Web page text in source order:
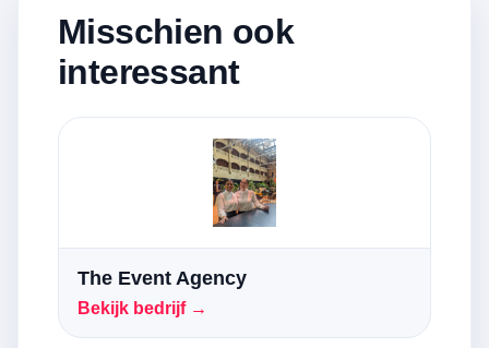
Misschien ook
interessant
The Event Agency
Bekijk bedrijf →